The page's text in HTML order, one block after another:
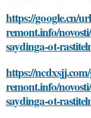
https://google.cn/
remont.info/
saydinga-ot-
https://
remont.info/
saydinga-ot-